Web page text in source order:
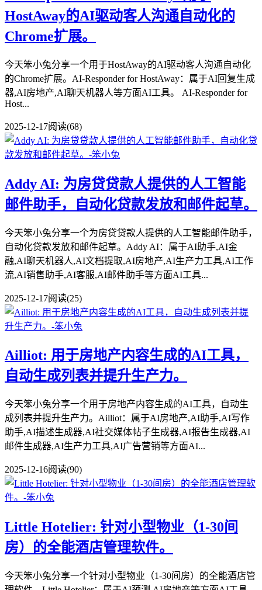
HostAway的AI驱动客人沟通自动化的
Chrome扩展。
今天笨小兔分享一个用于HostAway的AI驱动客人沟通自动化
的Chrome扩展。AI-Responder for HostAway：属于AI回复生成
器,AI房地产,AI聊天机器人等方面AI工具。 AI-Responder for
Host...
2025-12-17阅读(68)
Addy AI: 为房贷贷款人提供的人工智能
邮件助手，自动化贷款发放和邮件起草。
今天笨小兔分享一个为房贷贷款人提供的人工智能邮件助手，
自动化贷款发放和邮件起草。Addy AI：属于AI助手,AI金
融,AI聊天机器人,AI文档提取,AI房地产,AI生产力工具,AI工作
流,AI销售助手,AI客服,AI邮件助手等方面AI工具...
2025-12-17阅读(25)
Ailliot: 用于房地产内容生成的AI工具，
自动生成列表并提升生产力。
今天笨小兔分享一个用于房地产内容生成的AI工具，自动生
成列表并提升生产力。Ailliot：属于AI房地产,AI助手,AI写作
助手,AI描述生成器,AI社交媒体帖子生成器,AI报告生成器,AI
邮件生成器,AI生产力工具,AI广告营销等方面AI...
2025-12-16阅读(90)
Little Hotelier: 针对小型物业（1-30间
房）的全能酒店管理软件。
今天笨小兔分享一个针对小型物业（1-30间房）的全能酒店管